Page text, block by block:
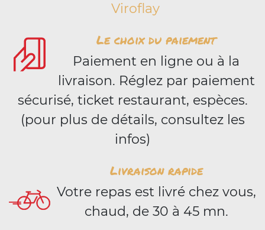
Viroflay
Le choix du paiement
Paiement en ligne ou à la
livraison. Réglez par paiement
sécurisé, ticket restaurant, espèces.
(pour plus de détails, consultez les
infos)
Livraison rapide
Votre repas est livré chez vous,
chaud, de 30 à 45 mn.